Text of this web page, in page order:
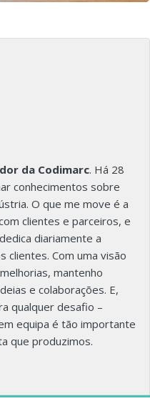
da Codimarc. Há 28
conhecimentos sobre
O que me move é a
clientes e parceiros, e
diariamente a
clientes. Com uma visão
mantenho
e colaborações. E,
qualquer desafio –
equipa é tão importante
que produzimos.